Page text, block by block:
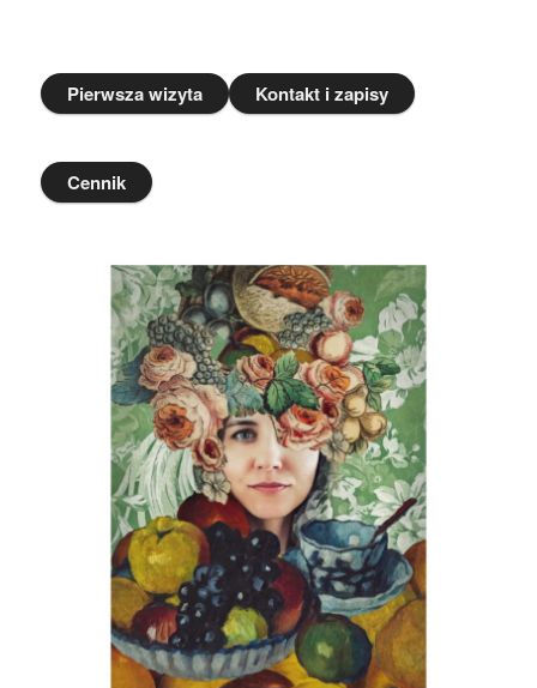
Pierwsza wizyta Kontakt i zapisy
Cennik